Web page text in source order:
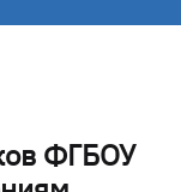
ФГБОУ